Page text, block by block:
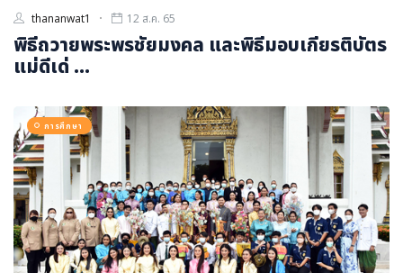
thananwat1 12 ส.ค. 65
พิธีถวายพระพรชัยมงคล และพิธีมอบเกียรติบัตร
แม่ดีเด่ ...
การศึกษา